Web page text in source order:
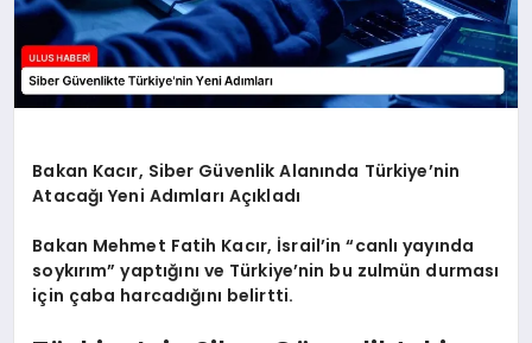
Bakan Kacır, Siber Güvenlik Alanında Türkiye’nin
Atacağı Yeni Adımları Açıkladı
Bakan Mehmet Fatih Kacır, İsrail’in “canlı yayında
soykırım” yaptığını ve Türkiye’nin bu zulmün durması
için çaba harcadığını belirtti.